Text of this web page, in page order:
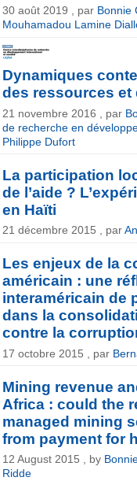
30 août 2019 , par Bonnie
Mouhamadou Lamine
Dynamiques
des ressources et
21 novembre 2016 , par
de recherche en
Philippe Dufort
La participation
de l’aide ?
en Haïti
21 décembre 2015 , par
Les enjeux de la
américain : une
interaméricain de
dans la
contre la
17 octobre 2015 , par
Mining revenue
Africa : could the
managed mining
from payment for
12 August 2015 , by
Ridde